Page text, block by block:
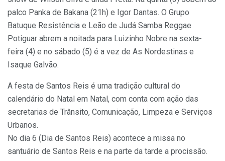
palco Panka de Bakana (21h) e Igor Dantas. O Grupo
Batuque Resistência e Leão de Judá Samba Reggae
Potiguar abrem a noitada para Luizinho Nobre na sexta-
feira (4) e no sábado (5) é a vez de As Nordestinas e
Isaque Galvão.
A festa de Santos Reis é uma tradição cultural do
calendário do Natal em Natal, com conta com ação das
secretarias de Trânsito, Comunicação, Limpeza e Serviços
Urbanos.
No dia 6 (Dia de Santos Reis) acontece a missa no
santuário de Santos Reis e na parte da tarde a procissão.